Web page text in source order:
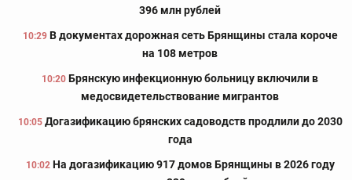
396 млн рублей
10:29 В документах дорожная сеть Брянщины стала короче
на 108 метров
10:20 Брянскую инфекционную больницу включили в
медосвидетельствование мигрантов
10:05 Догазификацию брянских садоводств продлили до 2030
года
10:02 На догазификацию 917 домов Брянщины в 2026 году